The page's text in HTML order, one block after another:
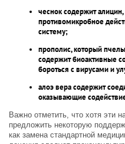
чеснок содержит
противомикробное
систему;
прополис, который
содержит биоактивные
бороться с вирусами и
алоэ вера содержит
оказывающие
Важно отметить, что хотя эти
предложить некоторую
как замена стандартной